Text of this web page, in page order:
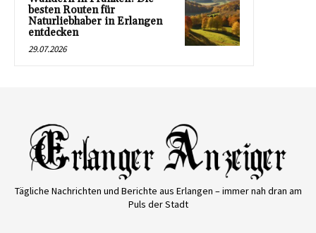
besten Routen für
Naturliebhaber in Erlangen
entdecken
29.07.2026
Tägliche Nachrichten und Berichte aus Erlangen – immer nah dran am
Puls der Stadt